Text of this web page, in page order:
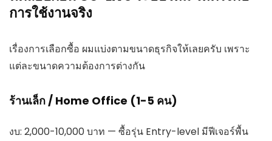
การใช้งานจริง
เรื่องการเลือกซื้อ ผมแบ่งตามขนาดธุรกิจให้เลยครับ เพราะ
แต่ละขนาดความต้องการต่างกัน
ร้านเล็ก / Home Office (1-5 คน)
งบ: 2,000-10,000 บาท — ซื้อรุ่น Entry-level มีฟีเจอร์พื้น